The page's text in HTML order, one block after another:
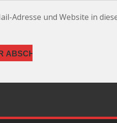
Adresse und Website in